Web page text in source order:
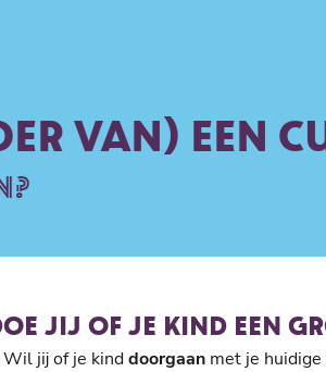
VAN) EEN
JIJ OF JE KIND EEN
jij of je kinddoorgaan met je huidige